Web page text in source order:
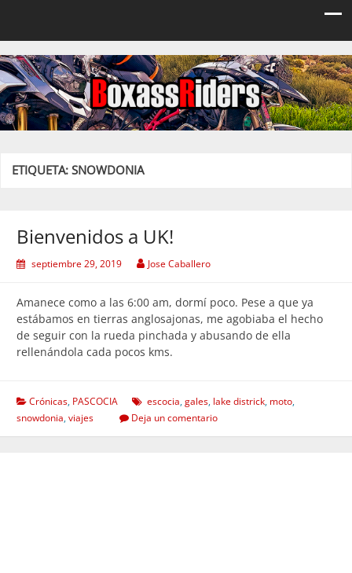
Boxassriders
Viajes, rutas y eventos moteros
ETIQUETA:SNOWDONIA
Bienvenidos a UK!
septiembre 29, 2019 Jose Caballero
Amanece como a las 6:00 am, dormí poco. Pese a que ya
estábamos en tierras anglosajonas, me agobiaba el hecho
de seguir con la rueda pinchada y abusando de ella
rellenándola cada pocos kms.
Crónicas, PASCOCIA escocia,gales, lake districk, moto,
snowdonia,viajes Deja un comentario